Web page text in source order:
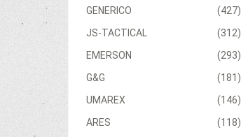
(427)
GENERICO
(312)
JS-TACTICAL
(293)
EMERSON
(181)
G&G
(146)
UMAREX
(118)
ARES